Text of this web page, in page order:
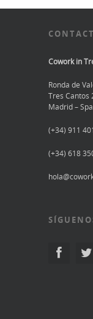
Cowork in
Ronda de
Tres Cantos
Madrid –
(+34) 911
(+34) 618